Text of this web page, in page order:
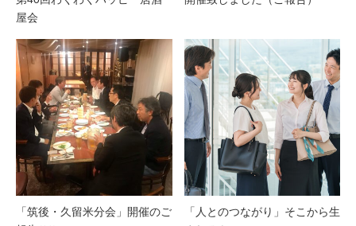
屋会
「筑後・久留米分会」開催のご
「人とのつながり」そこから生